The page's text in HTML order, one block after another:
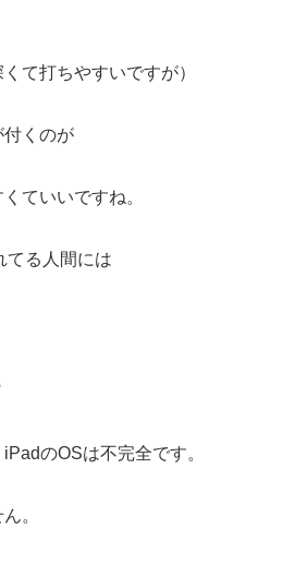
て打ちやすいですが）
付くのが
ていいですね。
てる人間には
のOSは不完全です。
。